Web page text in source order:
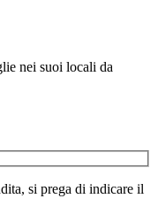
nei suoi locali da
si prega di indicare il